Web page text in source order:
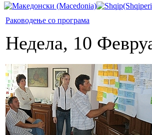
Раководење со програма
Недела, 10